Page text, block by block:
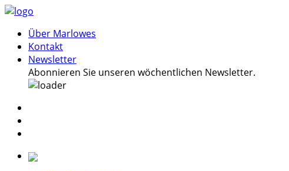
Über Marlowes
Kontakt
Newsletter
Abonnieren Sie unseren wöchentlichen Newsletter.